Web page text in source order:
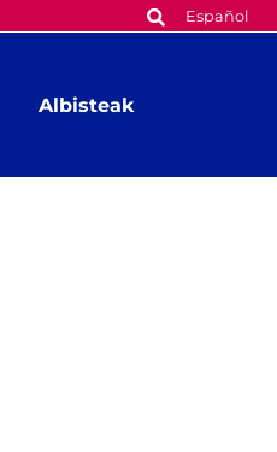
Español
Albisteak